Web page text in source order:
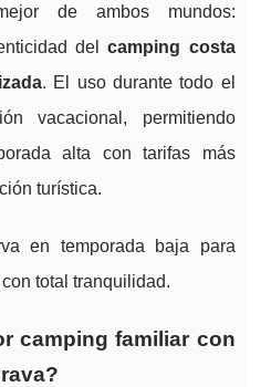
de ambos mundos:
delcamping costa
. El uso durante todo el
vacacional, permitiendo
alta con tarifas más
turística.
en temporada baja para
total tranquilidad.
camping familiar con